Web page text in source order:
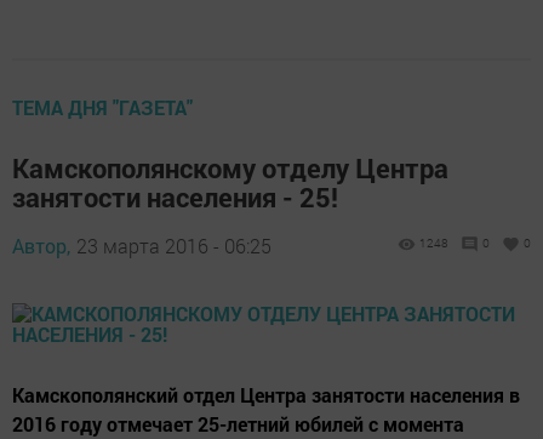
ТЕМА ДНЯ "ГАЗЕТА"
Камскополянскому отделу Центра
занятости населения - 25!
Автор, 23 марта 2016 - 06:25 1248 0 0
Камскополянский отдел Центра занятости населения в
2016 году отмечает 25-летний юбилей с момента